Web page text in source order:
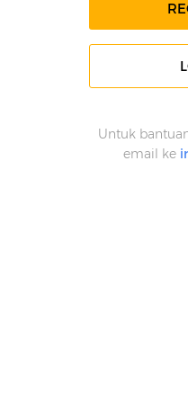
Untuk
email ke